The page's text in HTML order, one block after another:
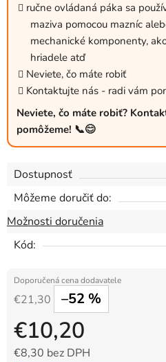
ručne ovládaná páka sa
maziva pomocou mazníc
mechanické komponenty,
hriadele atď
Neviete, čo máte robiť
Kontaktujte nás - radi vám
Neviete, čo máte robiť?
pomôžeme! 📞😊
Dostupnosť
Môžeme doručiť do:
Možnosti doručenia
Kód:
€21,30 –52 %
€10,20
€8,30 bez DPH